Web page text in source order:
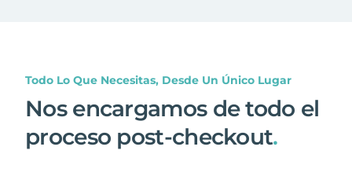
Todo Lo Que Necesitas, Desde Un Único Lugar
Nos encargamos de todo el
proceso post-checkout.